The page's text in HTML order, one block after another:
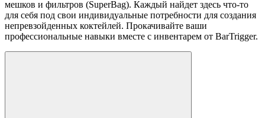
мешков и фильтров (SuperBag). Каждый найдет здесь что-то
для себя под свои индивидуальные потребности для создания
непревзойденных коктейлей. Прокачивайте ваши
профессиональные навыки вместе с инвентарем от BarTrigger.